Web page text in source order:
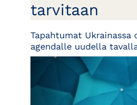
tarvitaan
Tapahtumat
agendalle uudella